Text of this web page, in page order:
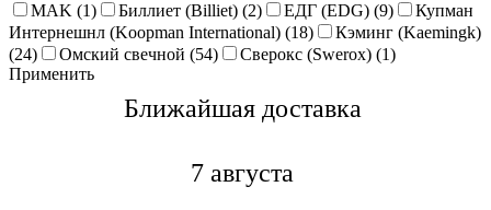
MAK (1)
Биллиет (Billiet) (2) ЕДГ (EDG) (9)
Купман
Интернешнл (Koopman International) (18)
Кэминг (Kaemingk)
(24)
Омский свечной (54)
Сверокс (Swerox) (1)
Применить
Ближайшая доставкa
7 августа